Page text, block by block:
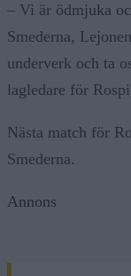
– Vi är ödmjuka
Smederna,
underverk och ta
lagledare för
Nästa match för
Smederna.
Annons